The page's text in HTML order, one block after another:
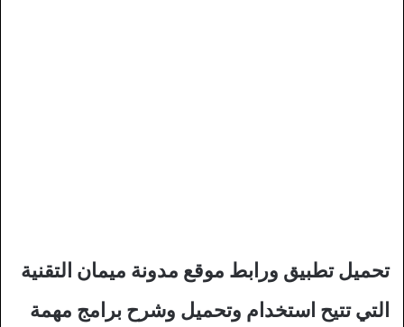
تحميل تطبيق ورابط موقع مدونة ميمان التقنية
التي تتيح استخدام وتحميل وشرح برامج مهمة